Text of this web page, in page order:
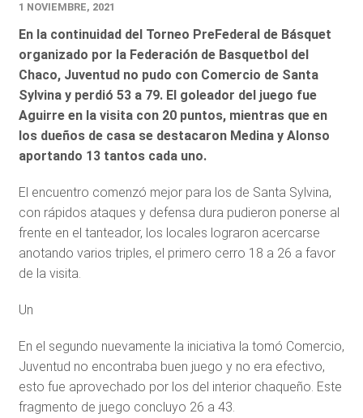
1 NOVIEMBRE, 2021
En la continuidad del Torneo PreFederal de Básquet
organizado por la Federación de Basquetbol del
Chaco, Juventud no pudo con Comercio de Santa
Sylvina y perdió 53 a 79. El goleador del juego fue
Aguirre en la visita con 20 puntos, mientras que en
los dueños de casa se destacaron Medina y Alonso
aportando 13 tantos cada uno.
El encuentro comenzó mejor para los de Santa Sylvina,
con rápidos ataques y defensa dura pudieron ponerse al
frente en el tanteador, los locales lograron acercarse
anotando varios triples, el primero cerro 18 a 26 a favor
de la visita.
Un
En el segundo nuevamente la iniciativa la tomó Comercio,
Juventud no encontraba buen juego y no era efectivo,
esto fue aprovechado por los del interior chaqueño. Este
fragmento de juego concluyo 26 a 43.